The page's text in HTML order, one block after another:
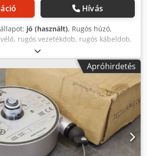
Hívás
jó (használt), Rugós húzó,
rugós vezetékdob, rugós kábeldob,
R Svlsx Ah Usf -Gyártó: Conductix
rugós vezetékdob -Típus: BEF
L -Áramerősség: 3x25A+PE -
IP65 -Kábel: nem tartozék -
mm -Önsúly: 32 kg
Apróhirdetés